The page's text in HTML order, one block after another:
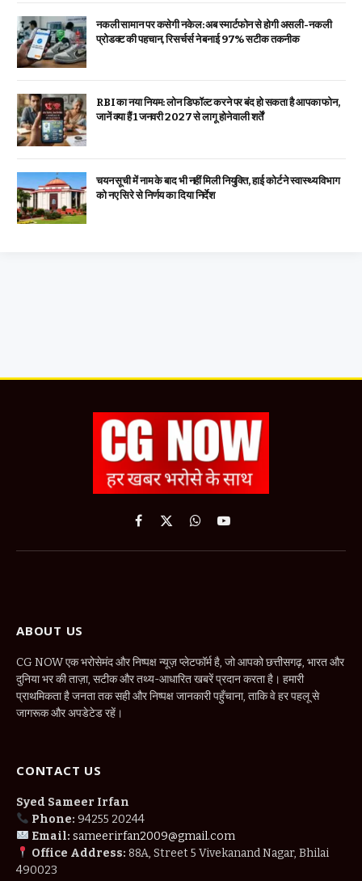
नकली सामान पर कसेगी नकेल: अब स्मार्टफोन से होगी असली-नकली
प्रोडक्ट की पहचान, रिसर्चर्स ने बनाई 97% सटीक तकनीक
RBI का नया नियम: लोन डिफॉल्ट करने पर बंद हो सकता है आपका फोन,
जानें क्या हैं 1 जनवरी 2027 से लागू होने वाली शर्तें
चयन सूची में नाम के बाद भी नहीं मिली नियुक्ति, हाई कोर्ट ने स्वास्थ्य विभाग
को नए सिरे से निर्णय का दिया निर्देश
Facebook
X
WhatsApp
YouTube
ABOUT US
CG NOW एक भरोसेमंद और निष्पक्ष न्यूज़ प्लेटफॉर्म है, जो आपको छत्तीसगढ़, भारत और
दुनिया भर की ताज़ा, सटीक और तथ्य-आधारित खबरें प्रदान करता है। हमारी
प्राथमिकता है जनता तक सही और निष्पक्ष जानकारी पहुँचाना, ताकि वे हर पहलू से
जागरूक और अपडेटेड रहें।
CONTACT US
Syed Sameer Irfan
Phone: 94255 20244
Email: sameerirfan2009@gmail.com
Office Address: 88A, Street 5 Vivekanand Nagar, Bhilai
490023